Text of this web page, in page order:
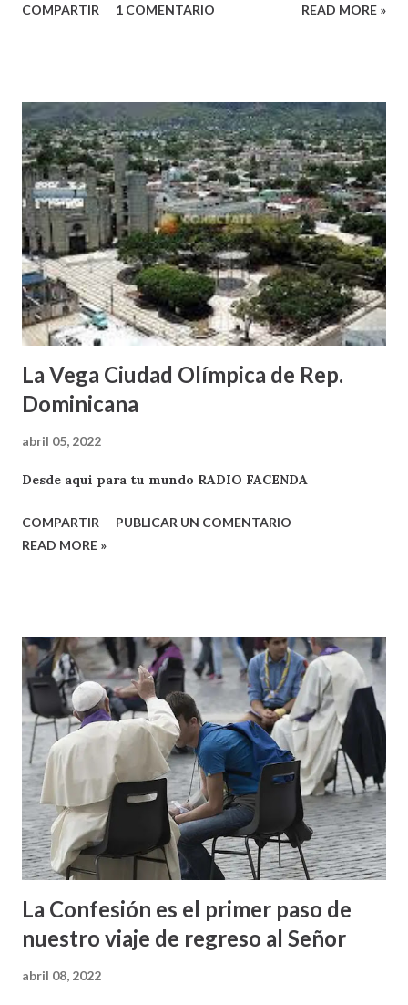
.
COMPARTIR 1 COMENTARIO READ MORE »
La Vega Ciudad Olímpica de Rep.
Dominicana
abril 05, 2022
Desde aqui para tu mundo RADIO FACENDA
COMPARTIR
PUBLICAR UN COMENTARIO
READ MORE »
La Confesión es el primer paso de
nuestro viaje de regreso al Señor
abril 08, 2022